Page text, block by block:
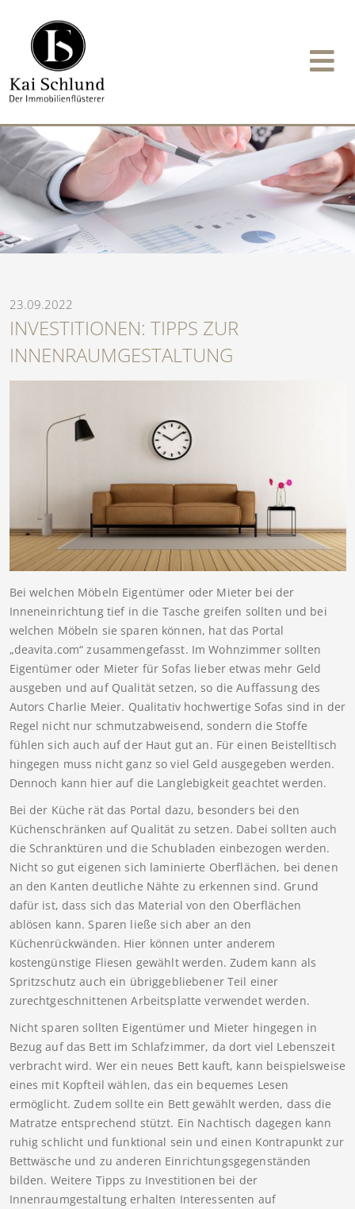
23.09.2022
INVESTITIONEN: TIPPS ZUR
INNENRAUMGESTALTUNG
Bei welchen Möbeln Eigentümer oder Mieter bei der
Inneneinrichtung tief in die Tasche greifen sollten und bei
welchen Möbeln sie sparen können, hat das Portal
„deavita.com“ zusammengefasst. Im Wohnzimmer sollten
Eigentümer oder Mieter für Sofas lieber etwas mehr Geld
ausgeben und auf Qualität setzen, so die Auffassung des
Autors Charlie Meier. Qualitativ hochwertige Sofas sind in der
Regel nicht nur schmutzabweisend, sondern die Stoffe
fühlen sich auch auf der Haut gut an. Für einen Beistelltisch
hingegen muss nicht ganz so viel Geld ausgegeben werden.
Dennoch kann hier auf die Langlebigkeit geachtet werden.
Bei der Küche rät das Portal dazu, besonders bei den
Küchenschränken auf Qualität zu setzen. Dabei sollten auch
die Schranktüren und die Schubladen einbezogen werden.
Nicht so gut eigenen sich laminierte Oberflächen, bei denen
an den Kanten deutliche Nähte zu erkennen sind. Grund
dafür ist, dass sich das Material von den Oberflächen
ablösen kann. Sparen ließe sich aber an den
Küchenrückwänden. Hier können unter anderem
kostengünstige Fliesen gewählt werden. Zudem kann als
Spritzschutz auch ein übriggebliebener Teil einer
zurechtgeschnittenen Arbeitsplatte verwendet werden.
Nicht sparen sollten Eigentümer und Mieter hingegen in
Bezug auf das Bett im Schlafzimmer, da dort viel Lebenszeit
verbracht wird. Wer ein neues Bett kauft, kann beispielsweise
eines mit Kopfteil wählen, das ein bequemes Lesen
ermöglicht. Zudem sollte ein Bett gewählt werden, dass die
Matratze entsprechend stützt. Ein Nachtisch dagegen kann
ruhig schlicht und funktional sein und einen Kontrapunkt zur
Bettwäsche und zu anderen Einrichtungsgegenständen
bilden. Weitere Tipps zu Investitionen bei der
Innenraumgestaltung erhalten Interessenten auf